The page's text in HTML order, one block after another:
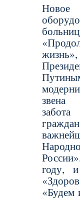
Новое
звена
году,
«Будем